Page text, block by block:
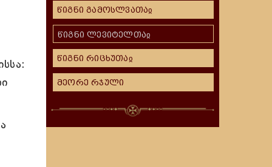
წიგნი გამოსლვათაჲ
წიგნი ლევიტელთაჲ
წიგნი რიცხუთაჲ
მეორე რჯული